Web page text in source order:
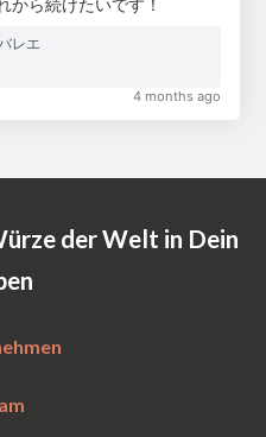
から続けたいです！
レエ
4 months ago
der Welt in Dein